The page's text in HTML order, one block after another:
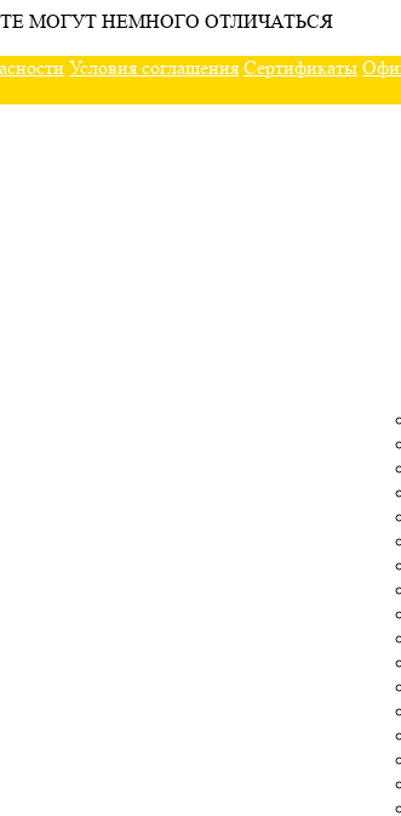
МОГУТ НЕМНОГО ОТЛИЧАТЬСЯ
Условия соглашения Сертификаты